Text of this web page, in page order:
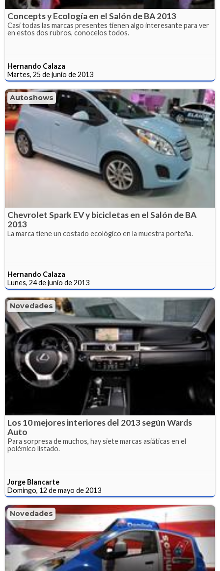
Concepts y Ecología en el Salón de BA 2013
Casi todas las marcas presentes tienen algo interesante para ver
en estos dos rubros, conocelos todos.
Hernando Calaza
Martes, 25 de junio de 2013
Autoshows
Chevrolet Spark EV y bicicletas en el Salón de BA
2013
La marca tiene un costado ecológico en la muestra porteña.
Hernando Calaza
Lunes, 24 de junio de 2013
Novedades
Los 10 mejores interiores del 2013 según Wards
Auto
Para sorpresa de muchos, hay siete marcas asiáticas en el
polémico listado.
Jorge Blancarte
Domingo, 12 de mayo de 2013
Novedades